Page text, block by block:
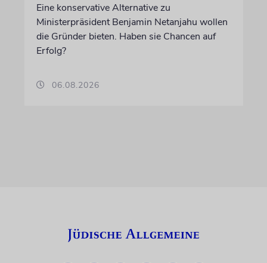
Eine konservative Alternative zu
Ministerpräsident Benjamin Netanjahu wollen
die Gründer bieten. Haben sie Chancen auf
Erfolg?
06.08.2026